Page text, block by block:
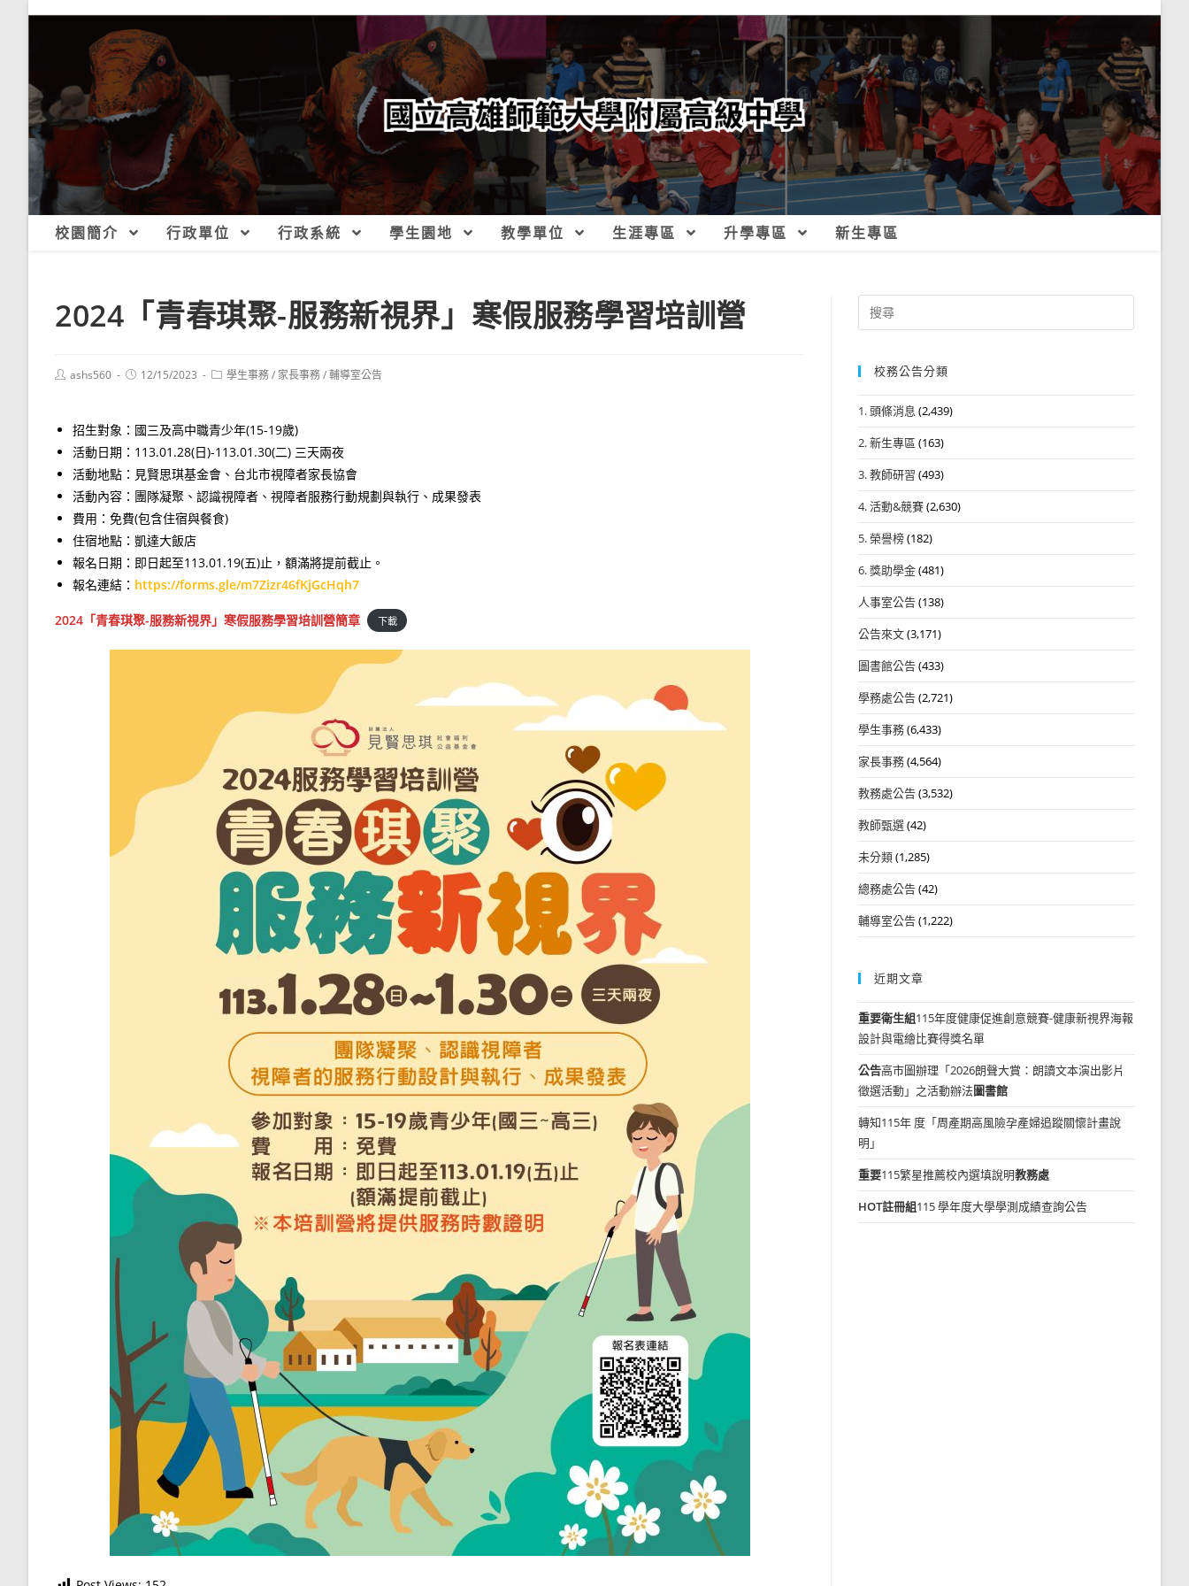
校園簡介 行政單位 行政系統 學生園地 教學單位 生涯專區 升學專區 新生專區
2024「青春琪聚-服務新視界」寒假服務學習培訓營
Postashs560
Post12/15/2023
Post學生事務/ 家長事務/輔導室公告
招生對象：國三及高中職青少年(15-19歲)
活動日期：113.01.28(日)-113.01.30(二) 三天兩夜
活動地點：見賢思琪基金會、台北市視障者家長協會
活動內容：團隊凝聚、認識視障者、視障者服務行動規劃與執行、成果發表
費用：免費(包含住宿與餐食)
住宿地點：凱達大飯店
報名日期：即日起至113.01.19(五)止，額滿將提前截止。
報名連結： https://forms.gle/m7Zizr46fKjGcHqh7
2024「青春琪聚-服務新視界」寒假服務學習培訓營簡章 下載
Search
for:
校務公告分類
1. 頭條消息 (2,439)
2. 新生專區 (163)
3. 教師研習 (493)
4. 活動&競賽(2,630)
5. 榮譽榜(182)
6. 獎助學金(481)
人事室公告(138)
公告來文(3,171)
圖書館公告(433)
學務處公告(2,721)
學生事務(6,433)
家長事務(4,564)
教務處公告(3,532)
教師甄選(42)
未分類(1,285)
總務處公告(42)
輔導室公告(1,222)
近期文章
重要衛生組115年度健康促進創意競賽-健康新視界海報
設計與電繪比賽得獎名單
公告高市圖辦理「2026朗聲大賞：朗讀文本演出影片
徵選活動」之活動辦法圖書館
轉知115年 度「周產期高風險孕產婦追蹤關懷計畫說
明」
重要115繁星推薦校內選填說明教務處
HOT註冊組115 學年度大學學測成績查詢公告